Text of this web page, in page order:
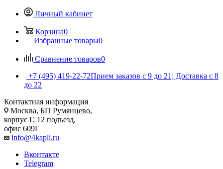
Личный кабинет
Корзина0
Избранные товары0
Сравнение товаров0
+7 (495) 419-22-72Прием заказов с 9 до 21; Доставка с 8
до 22
Контактная информация
Москва, БП Румянцево,
корпус Г, 12 подъезд,
офис 609Г
info@4kapli.ru
Вконтакте
Telegram